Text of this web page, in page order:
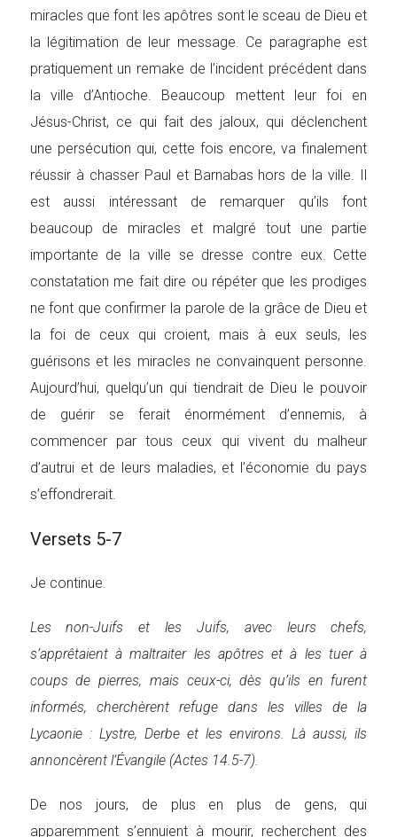
miracles que font les apôtres sont le sceau de Dieu et
la légitimation de leur message. Ce paragraphe est
pratiquement un remake de l’incident précédent dans
la ville d’Antioche. Beaucoup mettent leur foi en
Jésus-Christ, ce qui fait des jaloux, qui déclenchent
une persécution qui, cette fois encore, va finalement
réussir à chasser Paul et Barnabas hors de la ville. Il
est aussi intéressant de remarquer qu’ils font
beaucoup de miracles et malgré tout une partie
importante de la ville se dresse contre eux. Cette
constatation me fait dire ou répéter que les prodiges
ne font que confirmer la parole de la grâce de Dieu et
la foi de ceux qui croient, mais à eux seuls, les
guérisons et les miracles ne convainquent personne.
Aujourd’hui, quelqu’un qui tiendrait de Dieu le pouvoir
de guérir se ferait énormément d’ennemis, à
commencer par tous ceux qui vivent du malheur
d’autrui et de leurs maladies, et l’économie du pays
s’effondrerait.
Versets 5-7
Je continue.
Les non-Juifs et les Juifs, avec leurs chefs,
s’apprêtaient à maltraiter les apôtres et à les tuer à
coups de pierres, mais ceux-ci, dès qu’ils en furent
informés, cherchèrent refuge dans les villes de la
Lycaonie : Lystre, Derbe et les environs. Là aussi, ils
annoncèrent l’Évangile (Actes 14.5-7).
De nos jours, de plus en plus de gens, qui
apparemment s’ennuient à mourir, recherchent des